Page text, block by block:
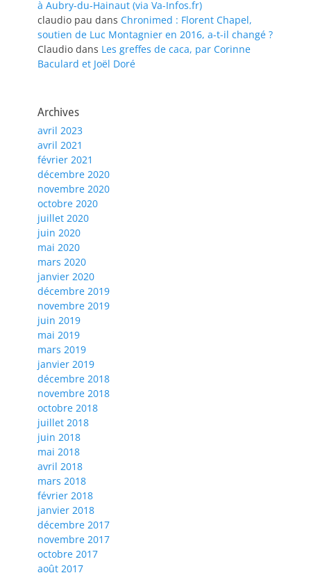
à Aubry-du-Hainaut (via Va-Infos.fr)
claudio pau dans Chronimed : Florent Chapel,
soutien de Luc Montagnier en 2016, a-t-il changé ?
Claudio dans Les greffes de caca, par Corinne
Baculard et Joël Doré
Archives
avril 2023
avril 2021
février 2021
décembre 2020
novembre 2020
octobre 2020
juillet 2020
juin 2020
mai 2020
mars 2020
janvier 2020
décembre 2019
novembre 2019
juin 2019
mai 2019
mars 2019
janvier 2019
décembre 2018
novembre 2018
octobre 2018
juillet 2018
juin 2018
mai 2018
avril 2018
mars 2018
février 2018
janvier 2018
décembre 2017
novembre 2017
octobre 2017
août 2017